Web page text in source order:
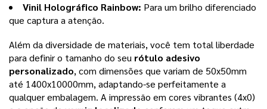
Vinil Holográfico Rainbow: Para um brilho diferenciado
que captura a atenção.
Além da diversidade de materiais, você tem total liberdade
para definir o tamanho do seu rótulo adesivo
personalizado, com dimensões que variam de 50x50mm
até 1400x10000mm, adaptando-se perfeitamente a
qualquer embalagem. A impressão em cores vibrantes (4x0)